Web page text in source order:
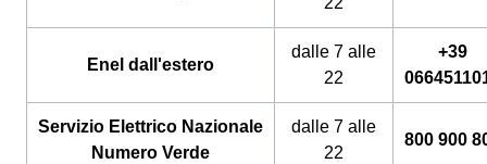
Enel dall'estero
dalle 7 alle
22
+39
Servizio Elettrico Nazionale
Numero Verde
dalle 7 alle
22
800 900